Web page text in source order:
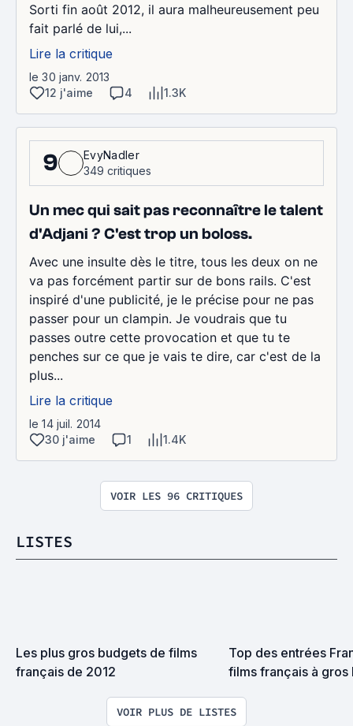
Sorti fin août 2012, il aura malheureusement peu
fait parlé de lui,...
Lire la critique
le 30 janv. 2013
12 j'aime
4 1.3K
9
EvyNadler
349 critiques
Un mec qui sait pas reconnaître le talent
d'Adjani ? C'est trop un boloss.
Avec une insulte dès le titre, tous les deux on ne
va pas forcément partir sur de bons rails. C'est
inspiré d'une publicité, je le précise pour ne pas
passer pour un clampin. Je voudrais que tu
passes outre cette provocation et que tu te
penches sur ce que je vais te dire, car c'est de la
plus...
Lire la critique
le 14 juil. 2014
30 j'aime
1 1.4K
VOIR LES 96 CRITIQUES
LISTES
Les plus gros budgets de films
français de 2012
Top des entrées
films français à gros
VOIR PLUS DE LISTES